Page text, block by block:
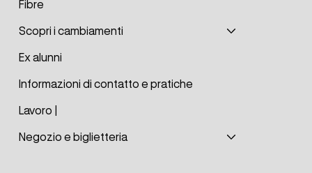
Fibre
Scopri i cambiamenti
Ex alunni
Informazioni di contatto e pratiche
Lavoro |
Negozio e biglietteria